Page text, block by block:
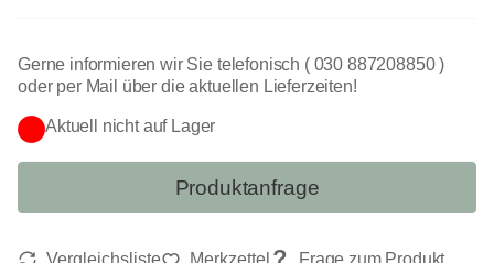
Aktuell nicht auf Lager
Gerne informieren wir Sie telefonisch ( 030 887208850 )
oder per Mail über die aktuellen Lieferzeiten!
Produktanfrage